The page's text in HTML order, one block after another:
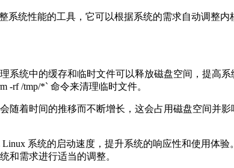
系统性能的工具，它可以根据系统的需求自动调整
系统中的缓存和临时文件可以释放磁盘空间，提高系
-rf /tmp/*` 命令来清理临时文件。
随着时间的推移而不断增长，这会占用磁盘空间并
系统的启动速度，提升系统的响应性和使用体
和需求进行适当的调整。